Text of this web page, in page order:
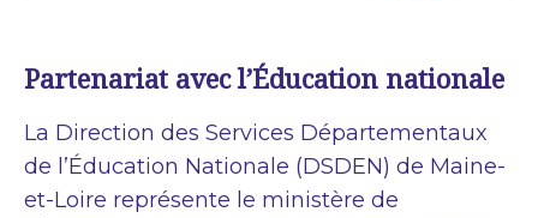
Partenariat avec l’Éducation nationale
La Direction des Services Départementaux
de l’Éducation Nationale (DSDEN) de Maine-
et-Loire représente le ministère de